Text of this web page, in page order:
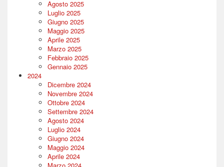
Agosto 2025
Luglio 2025
Giugno 2025
Maggio 2025
Aprile 2025
Marzo 2025
Febbraio 2025
Gennaio 2025
2024
Dicembre 2024
Novembre 2024
Ottobre 2024
Settembre 2024
Agosto 2024
Luglio 2024
Giugno 2024
Maggio 2024
Aprile 2024